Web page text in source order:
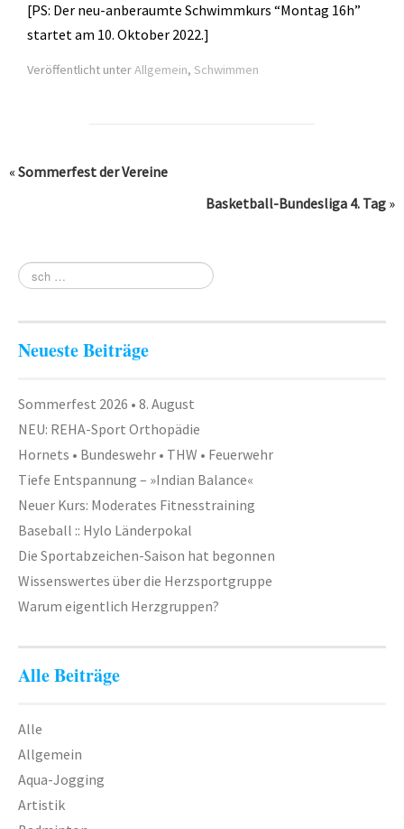
Turnen
Datenschutzerklärung
Datenschutzerklärung
[PS: Der neu-anberaumte Schwimmkurs “Montag 16h”
startet am 10. Oktober 2022.]
Veröffentlicht unterAllgemein, Schwimmen
« Sommerfest der Vereine
Basketball-Bundesliga 4. Tag »
Neueste Beiträge
Sommerfest 2026 • 8. August
NEU: REHA-Sport Orthopädie
Hornets • Bundeswehr • THW • Feuerwehr
Tiefe Entspannung – »Indian Balance«
Neuer Kurs: Moderates Fitnesstraining
Baseball :: Hylo Länderpokal
Die Sportabzeichen-Saison hat begonnen
Wissenswertes über die Herzsportgruppe
Warum eigentlich Herzgruppen?
Alle Beiträge
Alle
Allgemein
Aqua-Jogging
Artistik